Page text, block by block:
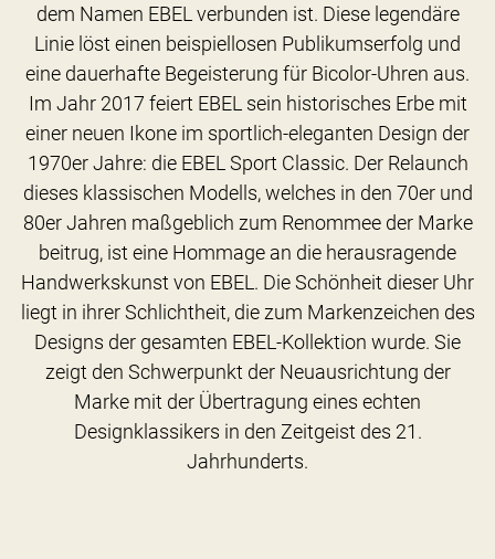
dem Namen EBEL verbunden ist. Diese legendäre
Linie löst einen beispiellosen Publikumserfolg und
eine dauerhafte Begeisterung für Bicolor-Uhren aus.
Im Jahr 2017 feiert EBEL sein historisches Erbe mit
einer neuen Ikone im sportlich-eleganten Design der
1970er Jahre: die EBEL Sport Classic. Der Relaunch
dieses klassischen Modells, welches in den 70er und
80er Jahren maßgeblich zum Renommee der Marke
beitrug, ist eine Hommage an die herausragende
Handwerkskunst von EBEL. Die Schönheit dieser Uhr
liegt in ihrer Schlichtheit, die zum Markenzeichen des
Designs der gesamten EBEL-Kollektion wurde. Sie
zeigt den Schwerpunkt der Neuausrichtung der
Marke mit der Übertragung eines echten
Designklassikers in den Zeitgeist des 21.
Jahrhunderts.